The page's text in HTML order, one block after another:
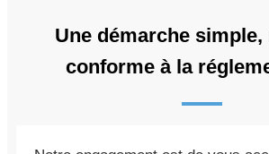
Une démarche simple,
conforme à la